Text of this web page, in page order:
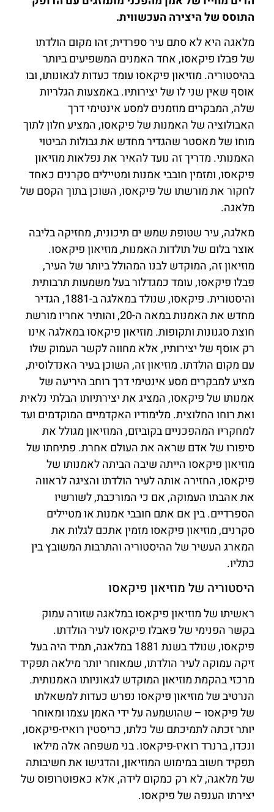
התוסס של היצירה העכשווית.
מלאגה היא לא סתם עיר ספרדית; זהו מקום הולדתו
של פבלו פיקאסו, אחד האמנים המשפיעים ביותר
בהיסטוריה. מוזיאון פיקאסו עומד כעדות לגאונותו, ובו
אוסף שאין שני לו של יצירותיו. באמצעות הגלריות
שלה, המבקרים מוזמנים למסע אינטימי דרך
האבולוציה של האמנות של פיקאסו, המציע חלון לתוך
מוחו של מאסטר שהגדיר מחדש את גבולות הביטוי
האמנותי. מדריך זה נועד להאיר את נפלאות מוזיאון
פיקאסו, ומזמין חובבי אמנות ומטיילים סקרנים כאחד
לחקור את מורשתו של פיקאסו, השוכן בתוך הקסם של
מלאגה.
מאלגה, עיר שטופת שמש ים תיכונית, מחזיקה בליבה
אוצר בלום של תולדות האמנות, מוזיאון פיקאסו.
מוזיאון זה, המוקדש לבנו המהולל ביותר של העיר,
פבלו פיקאסו, עומד כמגדלור בעל משמעות תרבותית
והיסטורית. פיקאסו, שנולד במאלגה ב-1881, הגדיר
מחדש את האמנות במאה ה-20, והותיר אחריו מורשת
חוצת סגנונות ותקופות. מוזיאון פיקאסו במאלגה אינו
רק אוסף של יצירותיו, אלא מחווה לקשר העמוק שלו
עם מקום הולדתו. מוזיאון זה, השוכן בעיר האנדלוסית,
מציע למבקרים מסע אינטימי דרך רוחב היריעה של
אמנותו של פיקאסו, המציג את יצירתיותו הבלתי נלאית
ואת רוחו החלוצית. מלימודיו האקדמיים המוקדמים ועד
למחקריו המהפכניים בקוביזם, המוזיאון מגולל את
סיפורו של אדם שראה את העולם אחרת. פתיחתו של
מוזיאון פיקאסו הייתה שיבה הביתה לאמנותו של
פיקאסו, החזירה אותה לעיר הולדתו והציגה לראווה
את אהבתו העמוקה, אם כי המורכבת, לשורשיו
הספרדיים. בין אם אתם חובבי אמנות או מטיילים
סקרנים, מוזיאון פיקאסו מזמין אתכם לגלות את
המארג העשיר של ההיסטוריה והתרבות המשובץ בין
כתליו.
היסטוריה של מוזיאון פיקאסו
ראשיתו של מוזיאון פיקאסו במלאגה שזורה עמוק
בקשר הפנימי של פאבלו פיקאסו לעיר הולדתו.
פיקאסו, שנולד בשנת 1881 במלאגה, תמיד היה בעל
זיקה עמוקה לעיר הולדתו, שמאוחר יותר מילאה תפקיד
מרכזי בהקמת מוזיאון המוקדש לגאוניותו האמנותית.
הנרטיב של מוזיאון פיקאסו נפרש כעדות למשאלתו
של פיקאסו – שהושמעה על ידי האמן עצמו ומאוחר
יותר זכתה לתמיכתם של כלתו, כריסטין רואיז-פיקאסו,
ונכדו, ברנרד רואיז-פיקאסו. בני משפחה אלה מילאו
תפקיד חשוב במימוש המוזיאון, והדגישו את חשיבותה
של מלאגה, לא רק כמקום לידה, אלא כאפוטרופוס של
יצירתו הענפה של פיקאסו.